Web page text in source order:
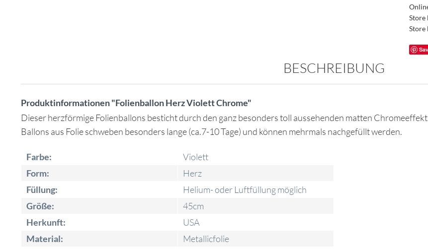
Store
Store
BESCHREIBUNG
Produktinformationen "Folienballon Herz Violett Chrome"
Dieser herzförmige Folienballons besticht durch den ganz besonders toll aussehenden matten
Ballons aus Folie schweben besonders lange (ca.7-10 Tage) und können mehrmals nachgefüllt werden.
Farbe:
Violett
Form:
Herz
Füllung:
Helium- oder Luftfüllung möglich
Größe:
45cm
Herkunft:
USA
Material:
Metallicfolie